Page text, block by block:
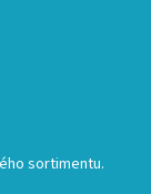
sortimentu.